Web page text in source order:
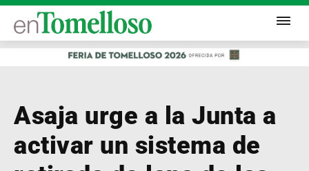
Asaja urge a la Junta a
activar un sistema de